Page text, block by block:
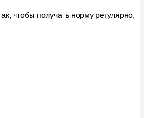
чтобы получать норму регулярно,